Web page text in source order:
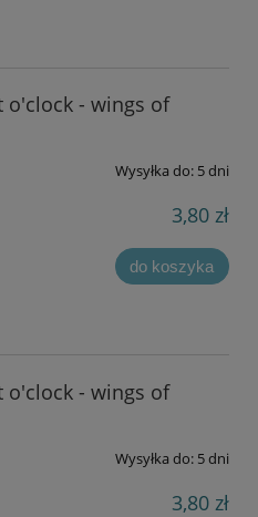
o'clock - wings of
Wysyłka do: 5 dni
3,80 zł
do koszyka
o'clock - wings of
Wysyłka do: 5 dni
3,80 zł